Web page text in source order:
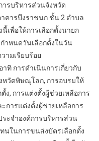
รบริหารส่วนจังหวัด
คารบึงราชนก ชั้น 2 ตำบล
เพื่อให้การเลือกตั้งนายก
ำหนดวันเลือกตั้งในวัน
ามเรียบร้อย
ทิ การดำเนินการเกี่ยวกับ
หวัดพิษณุโลก, การอบรมให้
ง, การแต่งตั้งผู้ช่วยเหลือการ
การแต่งตั้งผู้ช่วยเหลือการ
ะจำองค์การบริหารส่วน
ในการขนส่งบัตรเลือกตั้ง